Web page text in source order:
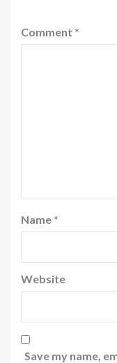
Comment *
Name *
Website
Save my name,